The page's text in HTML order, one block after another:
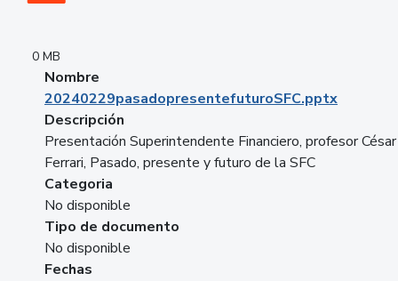
0 MB
Nombre
20240229pasadopresentefuturoSFC.pptx
Descripción
Presentación Superintendente Financiero, profesor César
Ferrari, Pasado, presente y futuro de la SFC
Categoria
No disponible
Tipo de documento
No disponible
Fechas